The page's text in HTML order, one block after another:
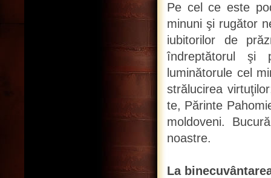
Pe cel ce este
minuni şi rugător
iubitorilor de
îndreptătorul şi
luminătorule cel
strălucirea
te, Părinte
moldoveni.
noastre.
La